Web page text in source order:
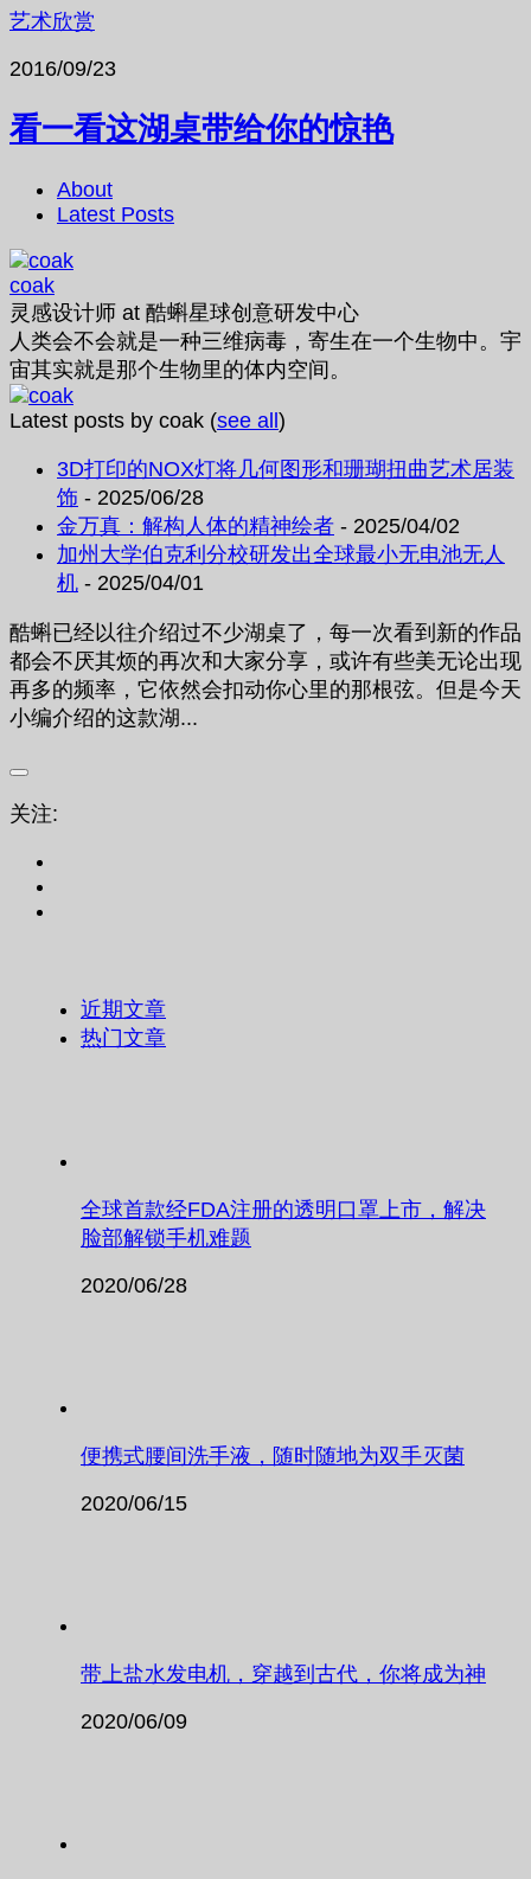
艺术欣赏
2016/09/23
看一看这湖桌带给你的惊艳
About
Latest Posts
coak
灵感设计师 at 酷蝌星球创意研发中心
人类会不会就是一种三维病毒，寄生在一个生物中。宇
宙其实就是那个生物里的体内空间。
Latest posts by coak (see all)
3D打印的NOX灯将几何图形和珊瑚扭曲艺术居装
饰 - 2025/06/28
金万真：解构人体的精神绘者 - 2025/04/02
加州大学伯克利分校研发出全球最小无电池无人
机 - 2025/04/01
酷蝌已经以往介绍过不少湖桌了，每一次看到新的作品
都会不厌其烦的再次和大家分享，或许有些美无论出现
再多的频率，它依然会扣动你心里的那根弦。但是今天
小编介绍的这款湖...
关注:
近期文章
热门文章
全球首款经FDA注册的透明口罩上市，解决
脸部解锁手机难题
2020/06/28
便携式腰间洗手液，随时随地为双手灭菌
2020/06/15
带上盐水发电机，穿越到古代，你将成为神
2020/06/09